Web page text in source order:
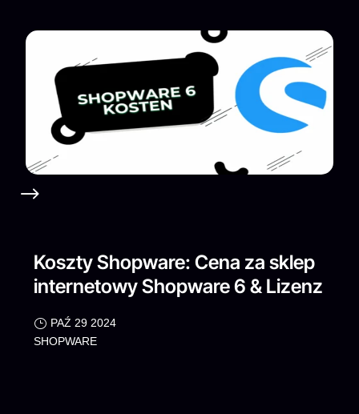
Koszty Shopware: Cena za sklep
internetowy Shopware 6 & Lizenz
PAŹ 29 2024
SHOPWARE